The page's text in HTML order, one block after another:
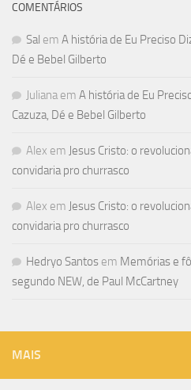
COMENTÁRIOS
Sal em A história de Eu Preciso
Dé e Bebel Gilberto
Juliana em A história de Eu
Cazuza, Dé e Bebel Gilberto
Alex em Jesus Cristo: o
convidaria pro churrasco
Alex em Jesus Cristo: o
convidaria pro churrasco
Hedryo Santos em Memórias e
segundo NEW, de Paul McCartney
MAIS